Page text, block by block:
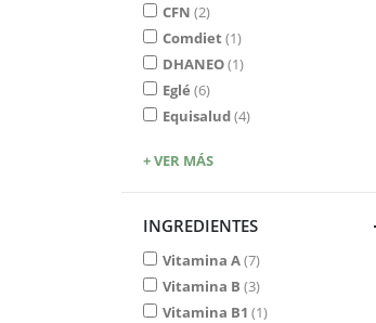
CFN 2
Comdiet 1
DHANEO 1
Eglé 6
Equisalud 4
+ VER MÁS
INGREDIENTES
Vitamina A 7
Vitamina B 3
Vitamina B1 1